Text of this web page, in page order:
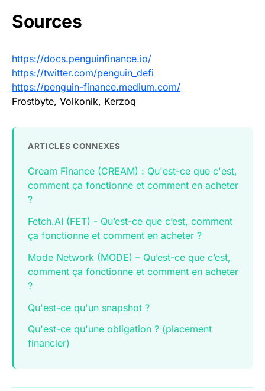
Sources
https://docs.penguinfinance.io/
https://twitter.com/penguin_defi
https://penguin-finance.medium.com/
Frostbyte, Volkonik, Kerzoq
ARTICLES CONNEXES
Cream Finance (CREAM) : Qu'est-ce que c'est,
comment ça fonctionne et comment en acheter
?
Fetch.AI (FET) - Qu’est-ce que c’est, comment
ça fonctionne et comment en acheter ?
Mode Network (MODE) – Qu’est-ce que c’est,
comment ça fonctionne et comment en acheter
?
Qu'est-ce qu'un snapshot ?
Qu'est-ce qu'une obligation ? (placement
financier)